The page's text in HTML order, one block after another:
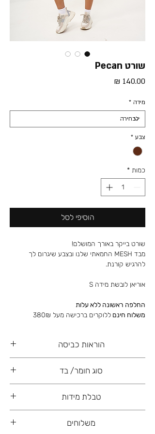
שורט Pecan
מידה *
צבע *
כמות *
הוסיפי לסל
שורט בייקר באורך המושלם!
מבד MESH החמאתי שלנו ובצבע שיגרום לך
להרגיש קורנת.
אוריאן לובשת מידה S
החלפה ראשונה ללא עלות
משלוח חינם ללוקרים ברכישה מעל 380₪
הוראות כביסה
סוג חומר/ בד
18% ספנדקס
טבלת מידות
36
משלוחים